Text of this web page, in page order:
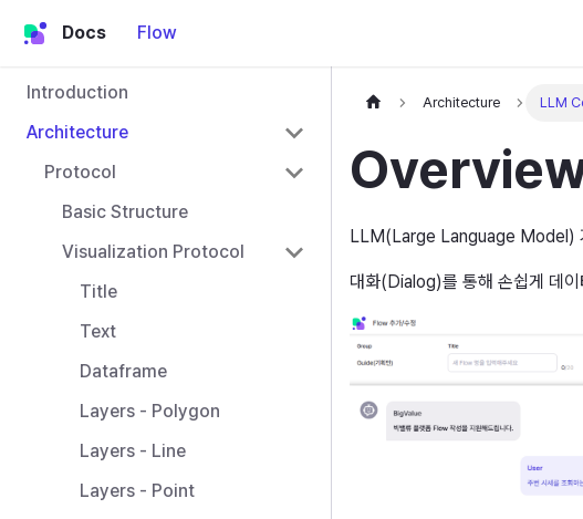
Docs Flow
Introduction
Architecture
Protocol
Basic Structure
Visualization Protocol
Title
Text
Dataframe
Layers - Polygon
Layers - Line
Layers - Point
Architecture LLM
LLM(Large Language Model)
대화(Dialog)를 통해 손쉽게 데